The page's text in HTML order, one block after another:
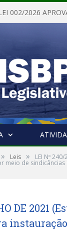
» Leis » LEI Nº
de
DE 2021